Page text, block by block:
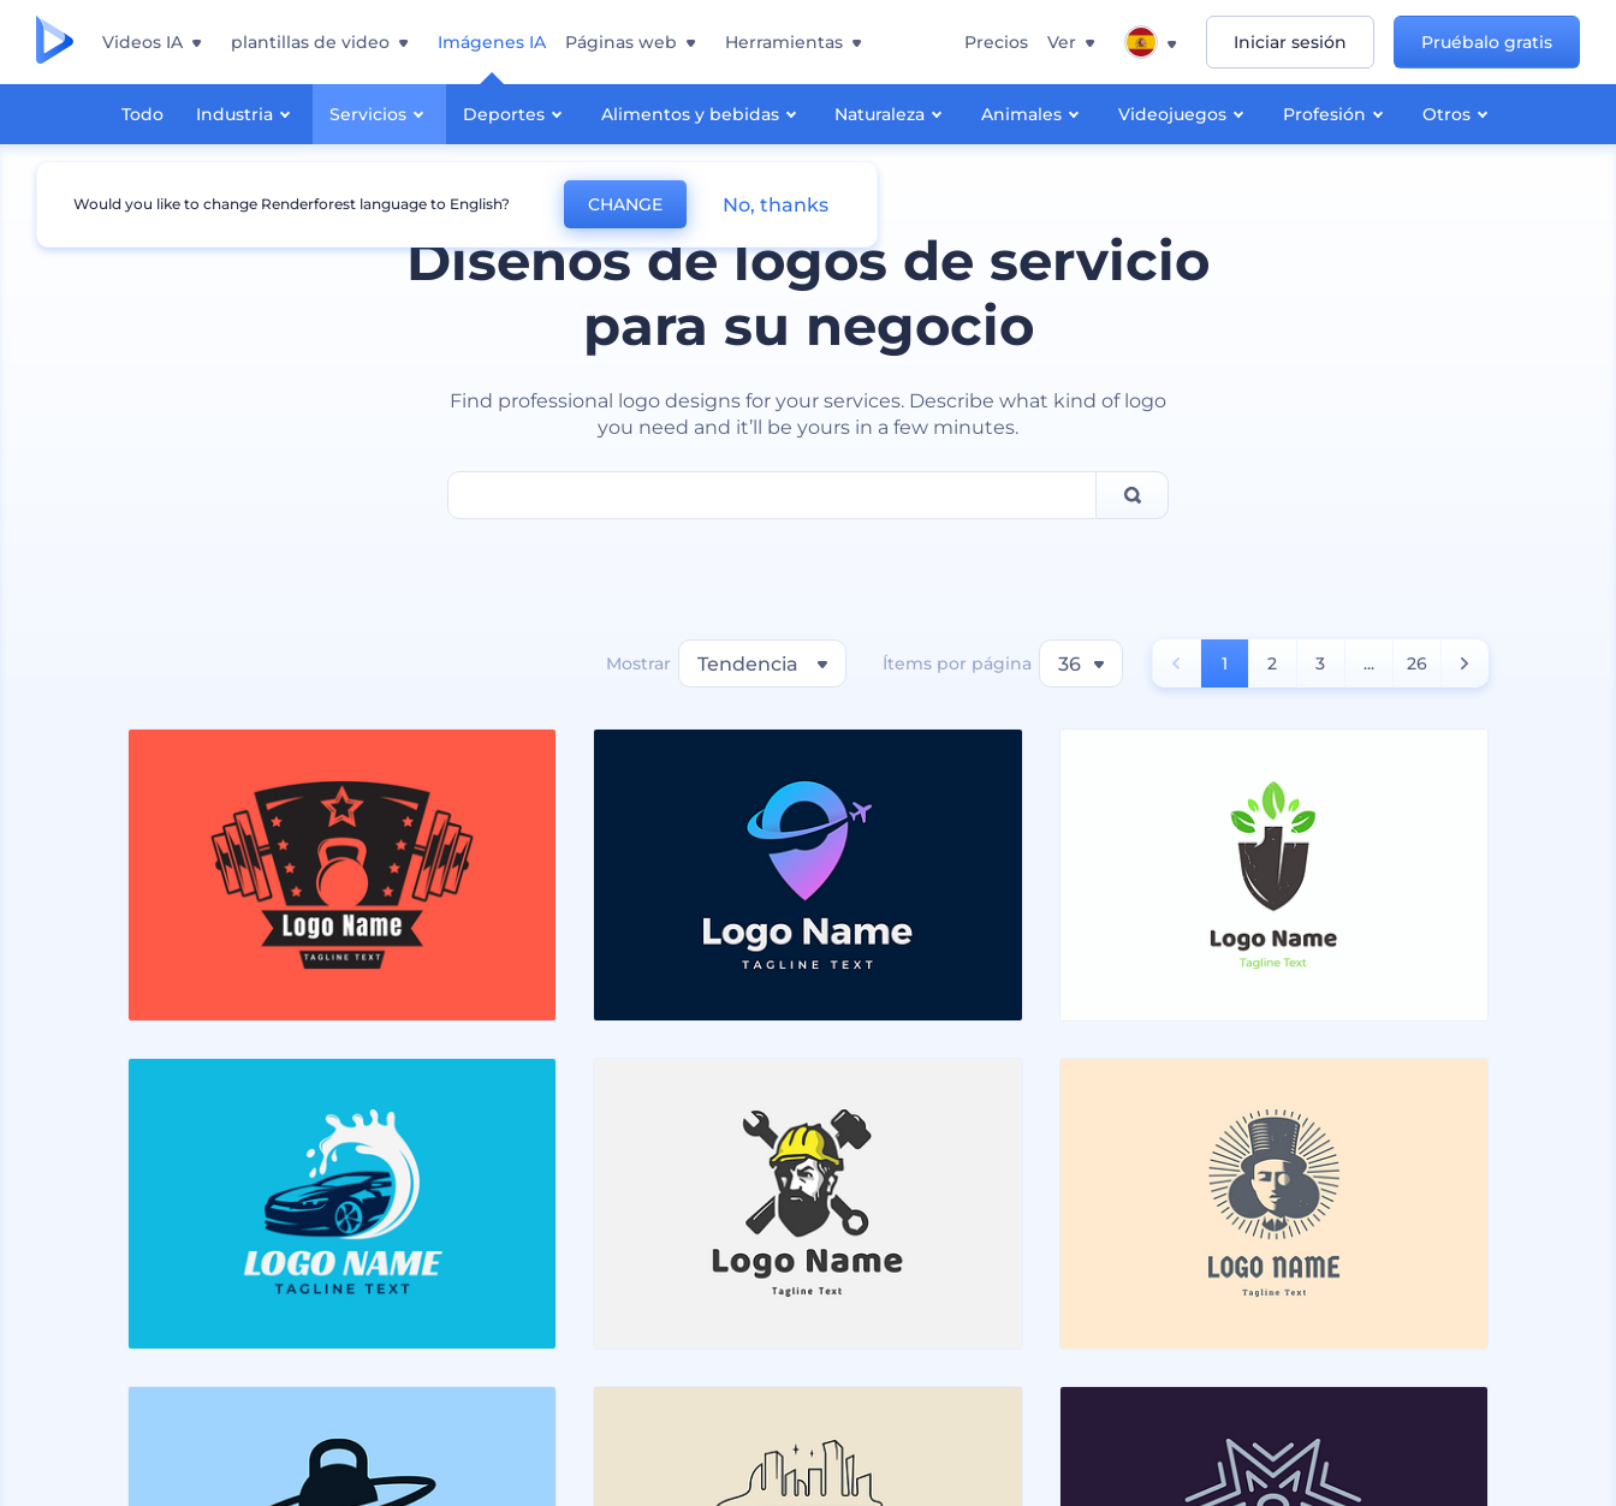
Videos IA plantillas de video Imágenes IA
Todo Industria Servicios Deportes Alimentos y bebidas Naturaleza Animales Videojuegos Profesión Otros
Páginas web Herramientas Precios Ver Iniciar sesión Pruébalo gratis
Diseños de logos de servicio
para su negocio
Find professional logo designs for your services. Describe what kind of logo
you need and it’ll be yours in a few minutes.
Mostrar Tendencia Ítems por página 36 1 2 3 ... 26
Would you like to change Renderforest language to English? CHANGE No, thanks